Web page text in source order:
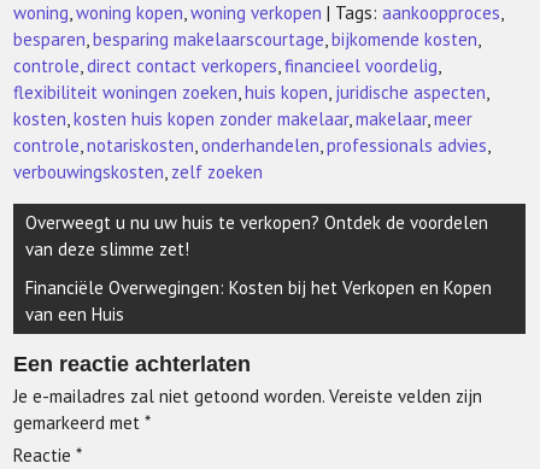
woning,woning kopen,woning verkopen | Tags:aankoopproces,
besparen,besparing makelaarscourtage,bijkomende kosten,
controle,direct contact verkopers,financieel voordelig,
flexibiliteit woningen zoeken,huis kopen, juridische aspecten,
kosten,kosten huis kopen zonder makelaar,makelaar,meer
controle,notariskosten,onderhandelen,professionals advies,
verbouwingskosten, zelf zoeken
Berichtnavigatie
Overweegt u nu uw huis te verkopen? Ontdek de voordelen
van deze slimme zet!
Financiële Overwegingen: Kosten bij het Verkopen en Kopen
van een Huis
Een reactie achterlaten
Je e-mailadres zal niet getoond worden. Vereiste velden zijn
gemarkeerd met*
Reactie*